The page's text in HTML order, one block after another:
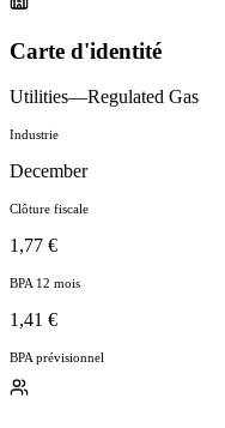
Carte d'identité
Utilities—Regulated Gas
Industrie
December
Clôture fiscale
1,77 €
BPA 12 mois
1,41 €
BPA prévisionnel